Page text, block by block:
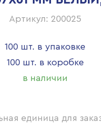
Артикул: 200025
100 шт. в упаковке
100 шт. в коробке
в наличии
единица для